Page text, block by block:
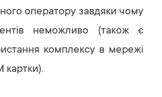
оператору завдяки чому
неможливо (також є
комплексу в мережі
картки).